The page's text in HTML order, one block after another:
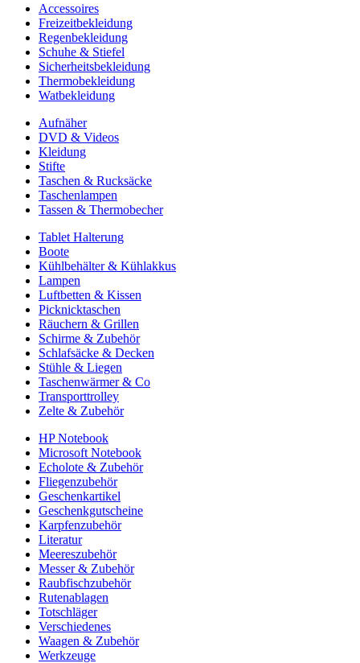
Accessoires
Freizeitbekleidung
Regenbekleidung
Schuhe & Stiefel
Sicherheitsbekleidung
Thermobekleidung
Watbekleidung
Aufnäher
DVD & Videos
Kleidung
Stifte
Taschen & Rucksäcke
Taschenlampen
Tassen & Thermobecher
Tablet Halterung
Boote
Kühlbehälter & Kühlakkus
Lampen
Luftbetten & Kissen
Picknicktaschen
Räuchern & Grillen
Schirme & Zubehör
Schlafsäcke & Decken
Stühle & Liegen
Taschenwärmer & Co
Transporttrolley
Zelte & Zubehör
HP Notebook
Microsoft Notebook
Echolote & Zubehör
Fliegenzubehör
Geschenkartikel
Geschenkgutscheine
Karpfenzubehör
Literatur
Meereszubehör
Messer & Zubehör
Raubfischzubehör
Rutenablagen
Totschläger
Verschiedenes
Waagen & Zubehör
Werkzeuge